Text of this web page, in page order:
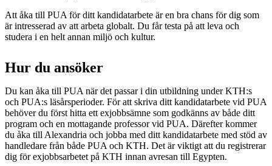
Att åka till PUA för ditt kandidatarbete är en bra chans för dig som
är intresserad av att arbeta globalt. Du får testa på att leva och
studera i en helt annan miljö och kultur.
Hur du ansöker
Du kan åka till PUA när det passar i din utbildning under KTH:s
och PUA:s läsårsperioder. För att skriva ditt kandidatarbete vid PUA
behöver du först hitta ett exjobbsämne som godkänns av både ditt
program och en mottagande professor vid PUA. Därefter kommer
du åka till Alexandria och jobba med ditt kandidatarbete med stöd av
handledare från både PUA och KTH. Det är viktigt att du registrerar
dig för exjobbsarbetet på KTH innan avresan till Egypten.